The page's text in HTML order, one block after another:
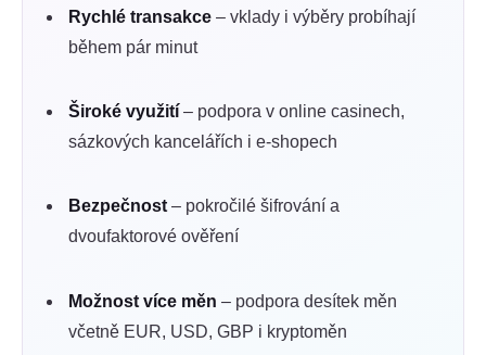
Rychlé transakce – vklady i výběry probíhají
během pár minut
Široké využití – podpora v online casinech,
sázkových kancelářích i e-shopech
Bezpečnost – pokročilé šifrování a
dvoufaktorové ověření
Možnost více měn – podpora desítek měn
včetně EUR, USD, GBP i kryptoměn